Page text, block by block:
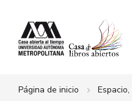
Página de inicio